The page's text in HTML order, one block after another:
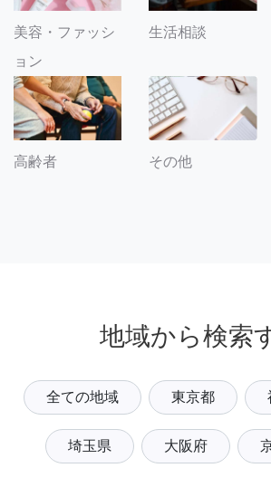
美容・ファッシ
ョン
生活相談
高齢者 その他
地域から検索
全ての地域 東京都
埼玉県 大阪府